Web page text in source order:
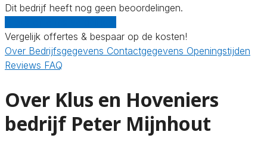
Dit bedrijf heeft nog geen beoordelingen.
Vergelijk offertes & bespaar op de kosten!
Over Bedrijfsgegevens Contactgegevens Openingstijden
Reviews FAQ
Over Klus en Hoveniers
bedrijf Peter Mijnhout